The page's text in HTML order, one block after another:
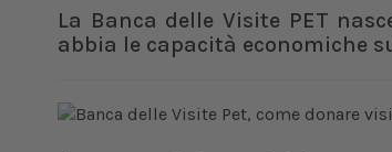
La Banca delle Visite PET
abbia le capacità economiche